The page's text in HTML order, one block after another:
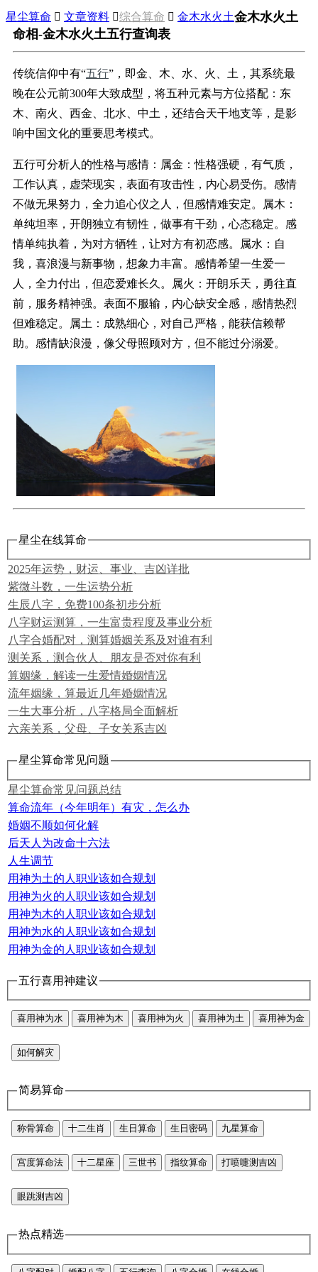
星尘算命  文章资料 综合算命  金木水火土金木水火土
命相-金木水火土五行查询表
传统信仰中有“五行”，即金、木、水、火、土，其系统最
晚在公元前300年大致成型，将五种元素与方位搭配：东
木、南火、西金、北水、中土，还结合天干地支等，是影
响中国文化的重要思考模式。
五行可分析人的性格与感情：属金：性格强硬，有气质，
工作认真，虚荣现实，表面有攻击性，内心易受伤。感情
不做无果努力，全力追心仪之人，但感情难安定。属木：
单纯坦率，开朗独立有韧性，做事有干劲，心态稳定。感
情单纯执着，为对方牺牲，让对方有初恋感。属水：自
我，喜浪漫与新事物，想象力丰富。感情希望一生爱一
人，全力付出，但恋爱难长久。属火：开朗乐天，勇往直
前，服务精神强。表面不服输，内心缺安全感，感情热烈
但难稳定。属土：成熟细心，对自己严格，能获信赖帮
助。感情缺浪漫，像父母照顾对方，但不能过分溺爱。
星尘在线算命
2025年运势，财运、事业、吉凶详批
紫微斗数，一生运势分析
生辰八字，免费100条初步分析
八字财运测算，一生富贵程度及事业分析
八字合婚配对，测算婚姻关系及对谁有利
测关系，测合伙人、朋友是否对你有利
算姻缘，解读一生爱情婚姻情况
流年姻缘，算最近几年婚姻情况
一生大事分析，八字格局全面解析
六亲关系，父母、子女关系吉凶
星尘算命常见问题
星尘算命常见问题总结
算命流年（今年明年）有灾，怎么办
婚姻不顺如何化解
后天人为改命十六法
人生调节
用神为土的人职业该如合规划
用神为火的人职业该如合规划
用神为木的人职业该如合规划
用神为水的人职业该如合规划
用神为金的人职业该如合规划
五行喜用神建议
喜用神为水 喜用神为木 喜用神为火 喜用神为土 喜用神为金
如何解灾
简易算命
称骨算命 十二生肖 生日算命 生日密码 九星算命
宫度算命法 十二星座 三世书 指纹算命 打喷嚏测吉凶
眼跳测吉凶
热点精选